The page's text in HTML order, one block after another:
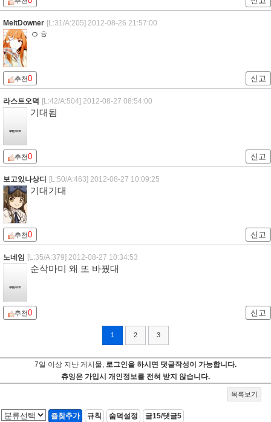
MeltDowner [L:31/A:205] 2012-08-26 21:57:00
ㅇㅎ
추천0 신고
라스트오덕 [L:42/A:504] 2012-08-27 08:54:00
기대됨
추천0 신고
보고있나상디 [L:50/A:463] 2012-08-27 10:09:25
기대기대
추천0 신고
노네임 [L:35/A:379] 2012-08-27 10:34:53
순삭마미 왜 또 바꿨대
추천0 신고
1 2 3
7일 이상 지난 게시물, 로그인을 하시면 댓글작성이 가능합니다.
츄잉은 가입시 개인정보를 전혀 받지 않습니다.
목록보기
즐찾추가 규칙 숨덕설정 글15/댓글5